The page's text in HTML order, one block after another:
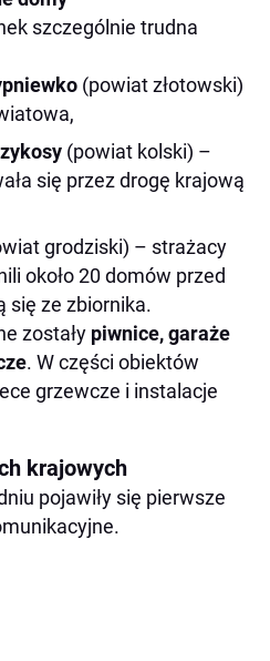
szczególnie trudna
(powiat złotowski)
(powiat kolski) –
się przez drogę krajową
grodziski) – strażacy
około 20 domów przed
się ze zbiornika.
zostały piwnice, garaże
. W części obiektów
grzewcze i instalacje
krajowych
pojawiły się pierwsze